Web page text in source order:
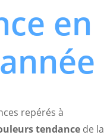
en
repérés à
tendance de la